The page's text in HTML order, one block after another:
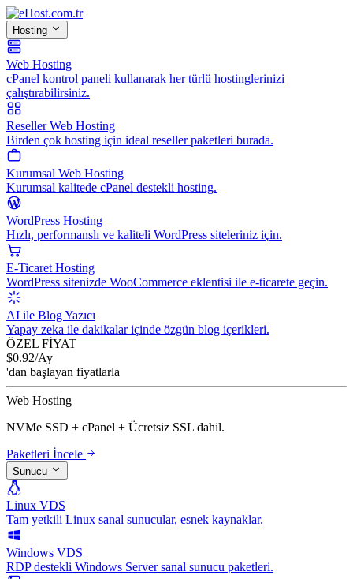
Hosting
Web Hosting
cPanel kontrol paneli kullanarak her türlü hostinglerinizi
çalıştırabilirsiniz.
Reseller Web Hosting
Birden çok hosting için ideal reseller paketleri burada.
Kurumsal Web Hosting
Kurumsal kalitede cPanel destekli hosting.
WordPress Hosting
Hızlı, performanslı ve kaliteli WordPress siteleriniz için.
E-Ticaret Hosting
WordPress sitenizde WooCommerce eklentisi ile e-ticarete geçin.
AI ile Blog Yazıcı
Yapay zeka ile dakikalar içinde özgün blog içerikleri.
ÖZEL FİYAT
$0.92/Ay
'dan başlayan fiyatlarla
Web Hosting
NVMe SSD + cPanel + Ücretsiz SSL dahil.
Paketleri İncele
Sunucu
Linux VDS
Tam yetkili Linux sanal sunucular, esnek kaynaklar.
Windows VDS
RDP destekli Windows Server sanal sunucu paketleri.